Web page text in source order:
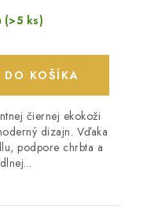
(>5 ks)
DO KOŠÍKA
čiernej ekokoži
dizajn. Vďaka
podpore chrbta a